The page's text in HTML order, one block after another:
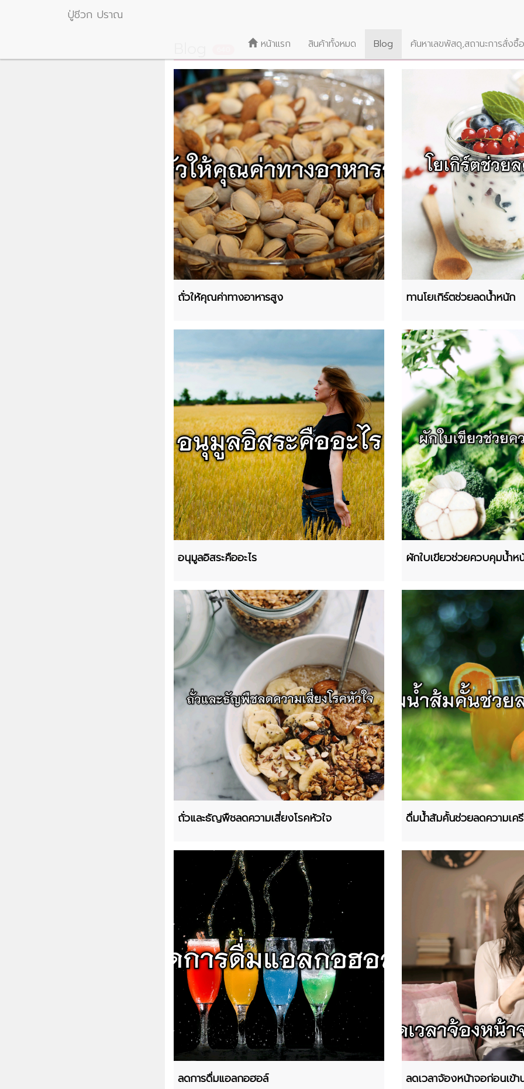
ปู่ชีวก ปราณ
หน้าแรก สินค้าทั้งหมด Blog ค้นหาเลขพัสดุ,สถานะการสั่งซื้อ
ถั่วให้คุณค่าทางอาหารสูง ทานโยเกิร์ตช่วยลดน้ำหนัก
อนุมูลอิสระคืออะไร ผักใบเขียวช่วยควบคุมน้ำห
ถั่วและธัญพืชลดความเสี่ยงโรคหัวใจ ดื่มน้ำส้มคั้นช่วยลดความเค
ลดการดื่มแอลกอฮอล์ ลดเวลาจ้องหน้าจอก่อนเข้